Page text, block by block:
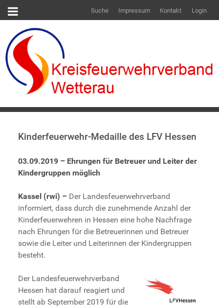
Suche Impressum Kontakt Login
Kinderfeuerwehr-Medaille des LFV Hessen
03.09.2019 – Ehrungen für Betreuer und Leiter der
Kindergruppen möglich
Kassel (rwi) – Der Landesfeuerwehrverband
informiert, dass durch die zunehmende Anzahl der
Kinderfeuerwehren in Hessen eine hohe Nachfrage
nach Ehrungen für die Betreuerinnen und Betreuer
sowie die Leiter und Leiterinnen der Kindergruppen
besteht.
Der Landesfeuerwehrverband
Hessen hat darauf reagiert und
stellt ab September 2019 für die